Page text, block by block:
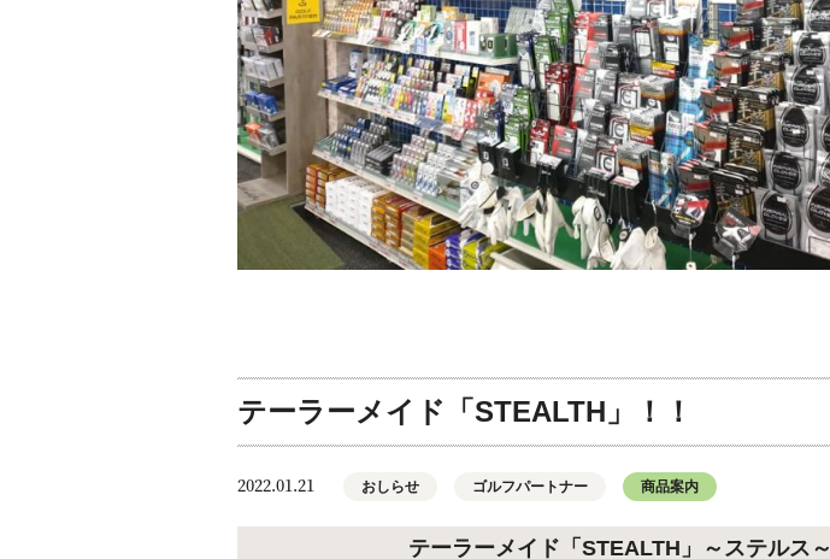
テーラーメイド「STEALTH」！！
2022.01.21 おしらせ ゴルフパートナー 商品案内
テーラーメイド「STEALTH」～ステルス～